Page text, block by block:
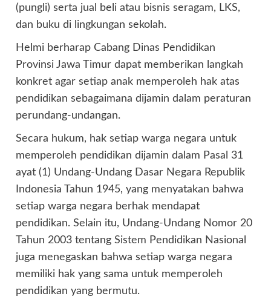
(pungli) serta jual beli atau bisnis seragam, LKS,
dan buku di lingkungan sekolah.
Helmi berharap Cabang Dinas Pendidikan
Provinsi Jawa Timur dapat memberikan langkah
konkret agar setiap anak memperoleh hak atas
pendidikan sebagaimana dijamin dalam peraturan
perundang-undangan.
Secara hukum, hak setiap warga negara untuk
memperoleh pendidikan dijamin dalam Pasal 31
ayat (1) Undang-Undang Dasar Negara Republik
Indonesia Tahun 1945, yang menyatakan bahwa
setiap warga negara berhak mendapat
pendidikan. Selain itu, Undang-Undang Nomor 20
Tahun 2003 tentang Sistem Pendidikan Nasional
juga menegaskan bahwa setiap warga negara
memiliki hak yang sama untuk memperoleh
pendidikan yang bermutu.